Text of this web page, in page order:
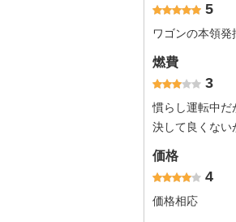
5
ワゴンの本領
燃費
3
慣らし運転中だ
決して良くない
価格
4
価格相応